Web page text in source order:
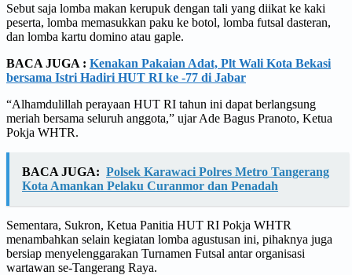
Sebut saja lomba makan kerupuk dengan tali yang diikat ke kaki
peserta, lomba memasukkan paku ke botol, lomba futsal dasteran,
dan lomba kartu domino atau gaple.
BACA JUGA : Kenakan Pakaian Adat, Plt Wali Kota Bekasi
bersama Istri Hadiri HUT RI ke -77 di Jabar
“Alhamdulillah perayaan HUT RI tahun ini dapat berlangsung
meriah bersama seluruh anggota,” ujar Ade Bagus Pranoto, Ketua
Pokja WHTR.
BACA JUGA: Polsek Karawaci Polres Metro Tangerang
Kota Amankan Pelaku Curanmor dan Penadah
Sementara, Sukron, Ketua Panitia HUT RI Pokja WHTR
menambahkan selain kegiatan lomba agustusan ini, pihaknya juga
bersiap menyelenggarakan Turnamen Futsal antar organisasi
wartawan se-Tangerang Raya.